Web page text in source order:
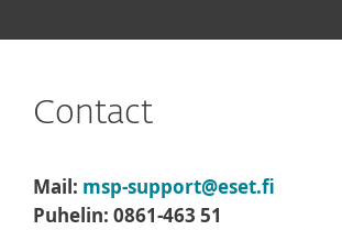
Contact
Mail: msp-support@eset.fi
Puhelin: 0861-463 51